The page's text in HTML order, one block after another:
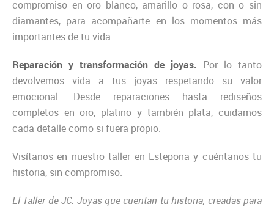
compromiso en oro blanco, amarillo o rosa, con o sin
diamantes, para acompañarte en los momentos más
importantes de tu vida.
Reparación y transformación de joyas. Por lo tanto
devolvemos vida a tus joyas respetando su valor
emocional. Desde reparaciones hasta rediseños
completos en oro, platino y también plata, cuidamos
cada detalle como si fuera propio.
Visítanos en nuestro taller en Estepona y cuéntanos tu
historia, sin compromiso.
El Taller de JC. Joyas que cuentan tu historia, creadas para